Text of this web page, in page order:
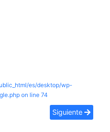
es/desktop/wp-
on line 74
Siguiente